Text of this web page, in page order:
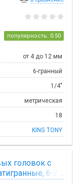
популярность: 0.50
от 4 до 12 мм
6-гранный
1/4"
метрическая
18
KING TONY
головок с
6-22